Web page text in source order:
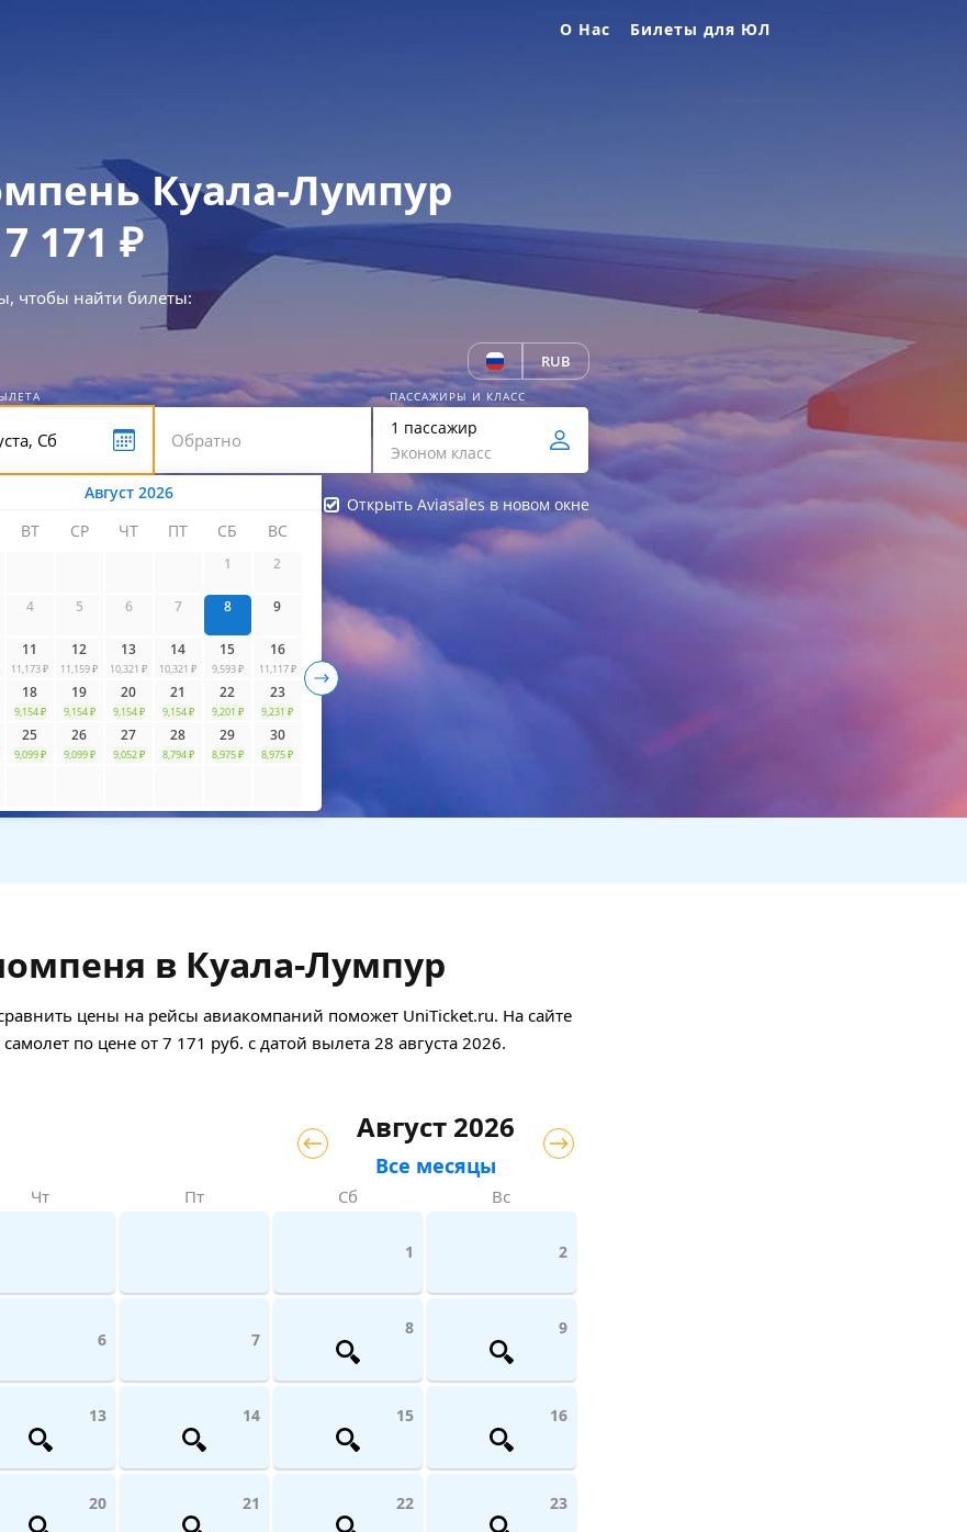
О Нас Билеты для ЮЛ
Куала-Лумпур
171 ₽
чтобы найти билеты:
RUB
Август 2026
ВТ СР ЧТ ПТ СБ ВС
1 2
4 5 6 7 8 9
11
11,173 ₽
12
11,159 ₽
13
10,321 ₽
14
10,321 ₽
15
9,593 ₽
16
11,117 ₽
18
9,154 ₽
19
9,154 ₽
20
9,154 ₽
21
9,154 ₽
22
9,201 ₽
23
9,231 ₽
25
9,099 ₽
26
9,099 ₽
27
9,052 ₽
28
8,794 ₽
29
8,975 ₽
30
8,975 ₽
ПАССАЖИРЫ И КЛАСС
1 пассажир
Эконом класс
Открыть Aviasales в новом окне
в Куала-Лумпур
цены на рейсы авиакомпаний поможет UniTicket.ru. На сайте
по цене от 7 171 руб. с датой вылета 28 августа 2026.
Август 2026
Все месяцы
Чт Пт Сб Вс
1 2
6 7
8 9
13 14 15 16
20 21 22 23